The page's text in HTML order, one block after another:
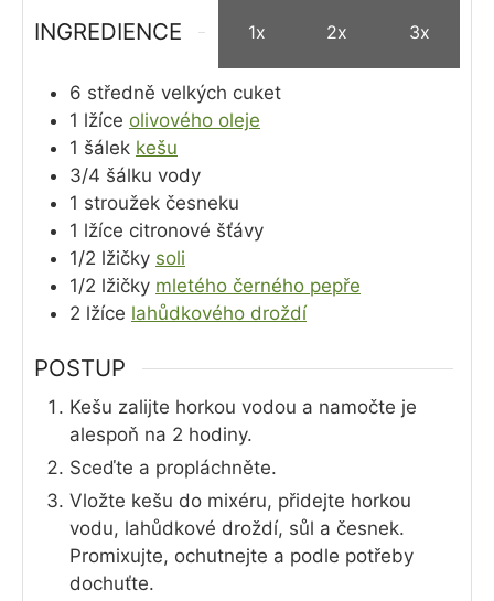
INGREDIENCE 1x 2x 3x
6 středně velkých cuket
1 lžíce olivového oleje
1 šálek kešu
3/4 šálku vody
1 stroužek česneku
1 lžíce citronové šťávy
1/2 lžičky soli
1/2 lžičky mletého černého pepře
2 lžíce lahůdkového droždí
POSTUP
Kešu zalijte horkou vodou a namočte je
alespoň na 2 hodiny.
Sceďte a propláchněte.
Vložte kešu do mixéru, přidejte horkou
vodu, lahůdkové droždí, sůl a česnek.
Promixujte, ochutnejte a podle potřeby
dochuťte.